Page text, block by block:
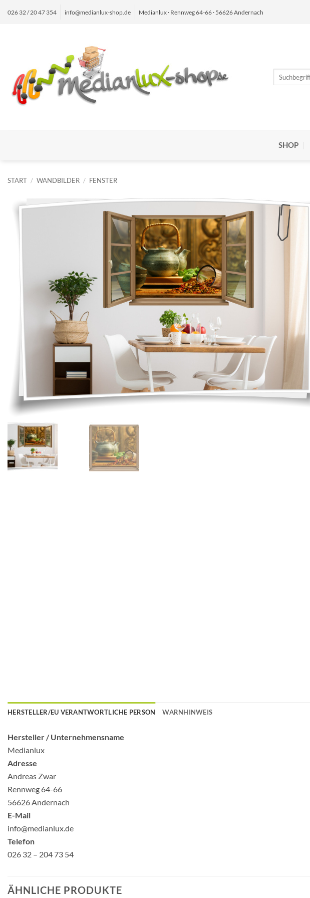
026 32 / 20 47 354 info@medianlux-shop.de Medianlux · Rennweg 64-66 · 56626 Andernach
nach:
SHOP
START / WANDBILDER / FENSTER
HERSTELLER/EU VERANTWORTLICHE PERSON WARNHINWEIS
Hersteller /Unternehmensname
Medianlux
Adresse
Andreas Zwar
Rennweg 64-66
56626 Andernach
E-Mail
info@medianlux.de
Telefon
026 32 – 204 73 54
ÄHNLICHE PRODUKTE